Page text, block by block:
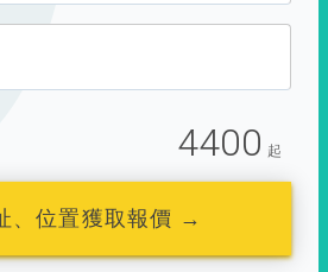
4400 起
、位置獲取報價 →